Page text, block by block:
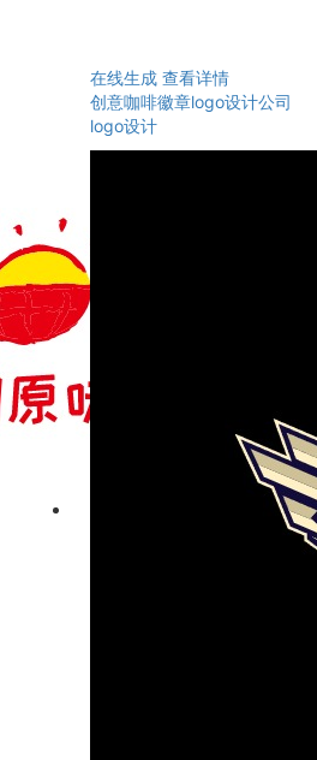
在线生成 查看详情
创意咖啡徽章logo设计公司
logo设计